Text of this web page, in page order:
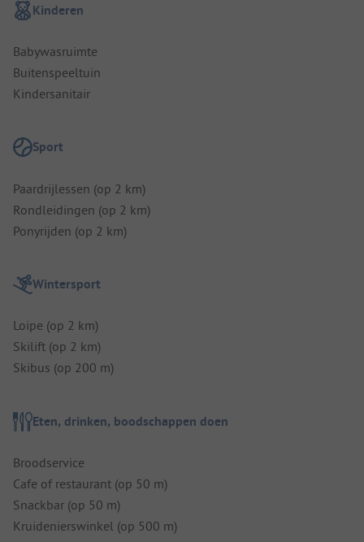
Kinderen
Babywasruimte
Buitenspeeltuin
Kindersanitair
Sport
Paardrijlessen (op 2 km)
Rondleidingen (op 2 km)
Ponyrijden (op 2 km)
Wintersport
Loipe (op 2 km)
Skilift (op 2 km)
Skibus (op 200 m)
Eten, drinken, boodschappen doen
Broodservice
Cafe of restaurant (op 50 m)
Snackbar (op 50 m)
Kruidenierswinkel (op 500 m)